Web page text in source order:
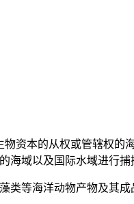
本的从权或管辖权的
海域以及国际水域进行捕
等海洋动物产物及其成